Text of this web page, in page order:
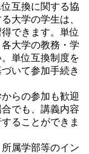
互換に関する協
大学の学生は、
できます。単位
大学の教務・学
単位互換制度を
いて参加手続き
らの参加も歓迎
でも、講義内容
ることができま
属学部等のイン